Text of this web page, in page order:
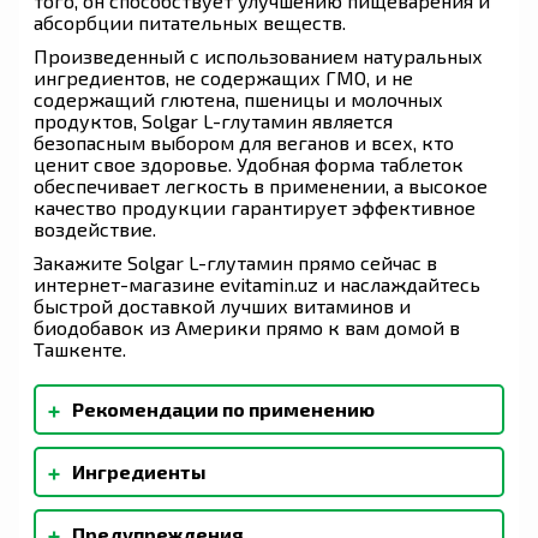
абсорбции питательных веществ.
Произведенный с использованием натуральных
ингредиентов, не содержащих ГМО, и не
содержащий глютена, пшеницы и молочных
продуктов, Solgar L-глутамин является
безопасным выбором для веганов и всех, кто
ценит свое здоровье. Удобная форма таблеток
обеспечивает легкость в применении, а высокое
качество продукции гарантирует эффективное
воздействие.
Закажите Solgar L-глутамин прямо сейчас в
интернет-магазине evitamin.uz и наслаждайтесь
быстрой доставкой лучших витаминов и
биодобавок из Америки прямо к вам домой в
Ташкенте.
+ Рекомендации по применению
В качестве пищевой добавки для взрослых
принимайте две (2) таблетки два раза в день,
между приемами пищи или по указанию врача.
+ Ингредиенты
Микрокристаллическая целлюлоза,
Предупреждения